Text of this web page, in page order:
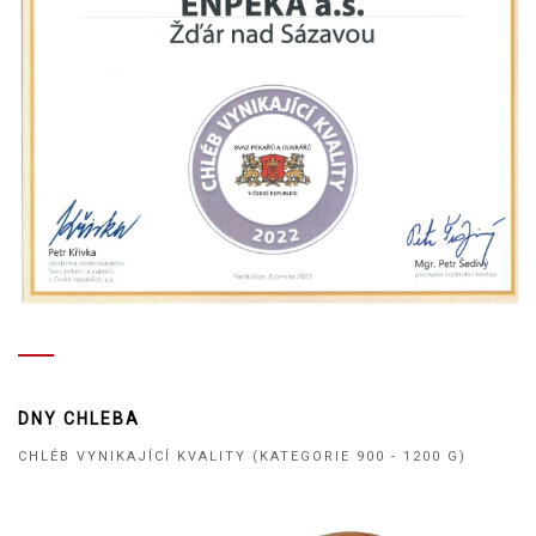
DNY CHLEBA
CHLÉB VYNIKAJÍCÍ KVALITY (KATEGORIE 900 - 1200 G)